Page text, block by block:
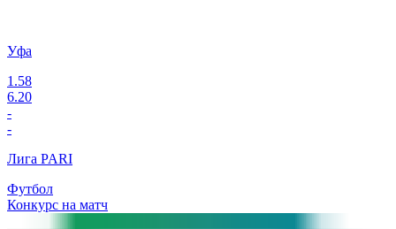
Уфа
1.58
6.20
-
-
Лига PARI
Футбол
Конкурс на матч